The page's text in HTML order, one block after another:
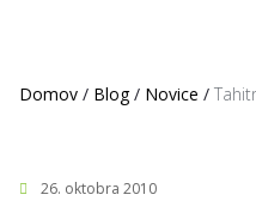
Domov / Blog/ Novice /
26. oktobra 2010